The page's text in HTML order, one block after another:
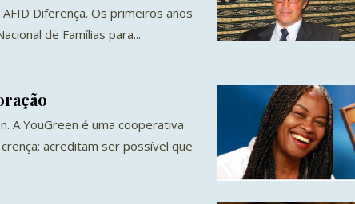
Diferença. Os primeiros anos
de Famílias para...
A YouGreen é uma cooperativa
acreditam ser possível que